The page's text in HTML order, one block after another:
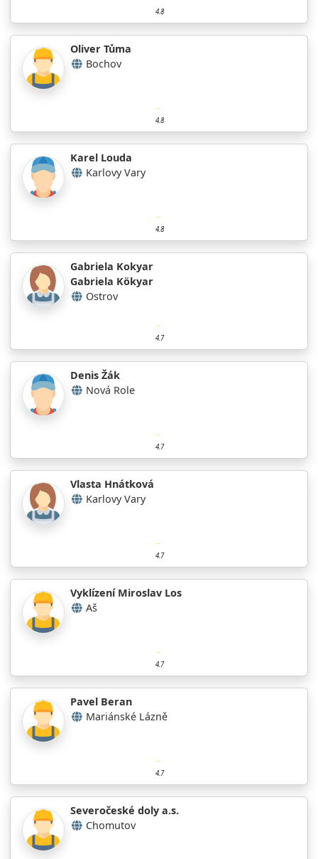
4.8
Oliver Tůma
Bochov
4.8
Karel Louda
Karlovy Vary
4.8
Gabriela Kokyar
Gabriela Kökyar
Ostrov
4.7
Denis Žák
Nová Role
4.7
Vlasta Hnátková
Karlovy Vary
4.7
Vyklízení Miroslav Los
Aš
4.7
Pavel Beran
Mariánské Lázně
4.7
Severočeské doly a.s.
Chomutov